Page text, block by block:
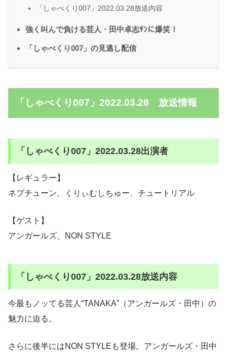
「しゃべくり007」2022.03.28放送内容
強く叫んで負ける芸人・田中卓志ｻﾝに爆笑！
「しゃべくり007」の見逃し配信
「しゃべくり007」2022.03.28 放送情報
「しゃべくり007」2022.03.28出演者
【レギュラー】
ネプチューン、くりぃむしちゅー、チュートリアル
【ゲスト】
アンガールズ、NON STYLE
「しゃべくり007」2022.03.28放送内容
今最もノッてる芸人“TANAKA”（アンガールズ・田中）の
魅力に迫る。
さらに後半にはNON STYLEも登場。アンガールズ・田中